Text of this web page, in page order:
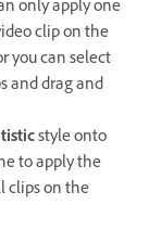
only apply one
clip on the
you can select
and drag and
style onto
to apply the
clips on the